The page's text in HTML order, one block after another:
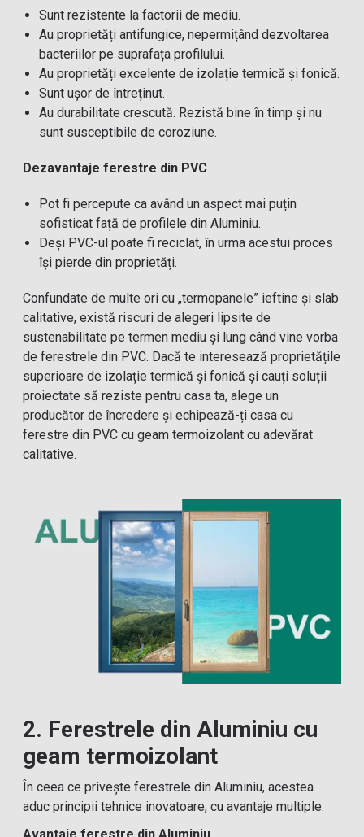
Sunt rezistente la factorii de mediu.
Au proprietăți antifungice, nepermițând dezvoltarea
bacteriilor pe suprafața profilului.
Au proprietăți excelente de izolație termică și fonică.
Sunt ușor de întreținut.
Au durabilitate crescută. Rezistă bine în timp și nu
sunt susceptibile de coroziune.
Dezavantaje ferestre din PVC
Pot fi percepute ca având un aspect mai puțin
sofisticat față de profilele din Aluminiu.
Deși PVC-ul poate fi reciclat, în urma acestui proces
își pierde din proprietăți.
Confundate de multe ori cu „termopanele” ieftine și slab
calitative, există riscuri de alegeri lipsite de
sustenabilitate pe termen mediu și lung când vine vorba
de ferestrele din PVC. Dacă te interesează proprietățile
superioare de izolație termică și fonică și cauți soluții
proiectate să reziste pentru casa ta, alege un
producător de încredere și echipează-ți casa cu
ferestre din PVC cu geam termoizolant cu adevărat
calitative.
2. Ferestrele din Aluminiu cu
geam termoizolant
În ceea ce privește ferestrele din Aluminiu, acestea
aduc principii tehnice inovatoare, cu avantaje multiple.
Avantajeferestre din Aluminiu